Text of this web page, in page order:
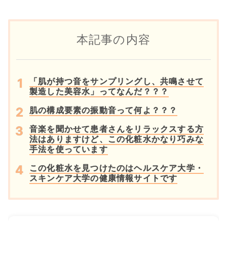
本記事の内容
「肌が持つ音をサンプリングし、共鳴させて
製造した美容水」ってなんだ？？？
肌の構成要素の振動音って何よ？？？
音楽を聞かせて患者さんをリラックスする方
法はありますけど、この化粧水かなり巧みな
手法を使っています
この化粧水を見つけたのはヘルスケア大学・
スキンケア大学の健康情報サイトです